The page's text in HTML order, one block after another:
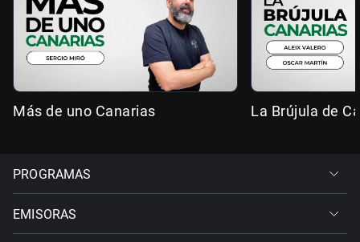
Más de uno Canarias La Brújula de
PROGRAMAS
EMISORAS